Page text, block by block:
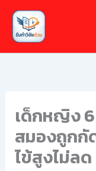
Skip
content
เด็กหญิง
สมองถูกกั
ไข้สูงไม่ลด